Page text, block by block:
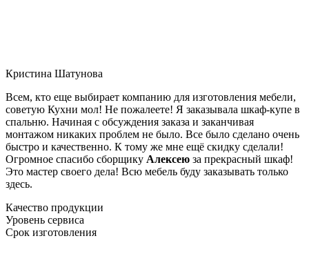
Кристина Шатунова
Всем, кто еще выбирает компанию для изготовления мебели,
советую Кухни мол! Не пожалеете! Я заказывала шкаф-купе в
спальню. Начиная с обсуждения заказа и заканчивая
монтажом никаких проблем не было. Все было сделано очень
быстро и качественно. К тому же мне ещё скидку сделали!
Огромное спасибо сборщику Алексею за прекрасный шкаф!
Это мастер своего дела! Всю мебель буду заказывать только
здесь.
Качество продукции
Уровень сервиса
Срок изготовления